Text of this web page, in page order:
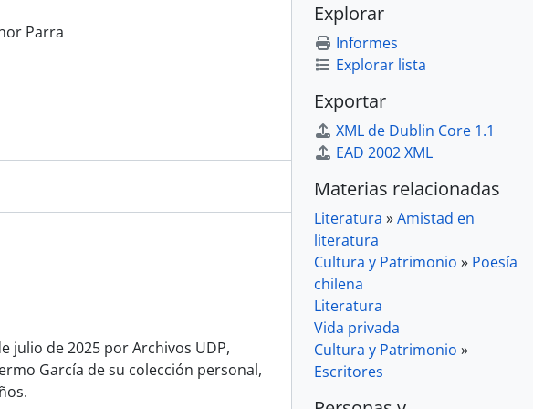
Parra
julio de 2025 por Archivos UDP,
García de su colección personal,
Explorar
Informes
Explorar lista
Exportar
XML de Dublin Core 1.1
EAD 2002 XML
Materias relacionadas
Literatura »Amistad en
literatura
Cultura y Patrimonio » Poesía
chilena
Literatura
Vida privada
Cultura y Patrimonio »
Escritores